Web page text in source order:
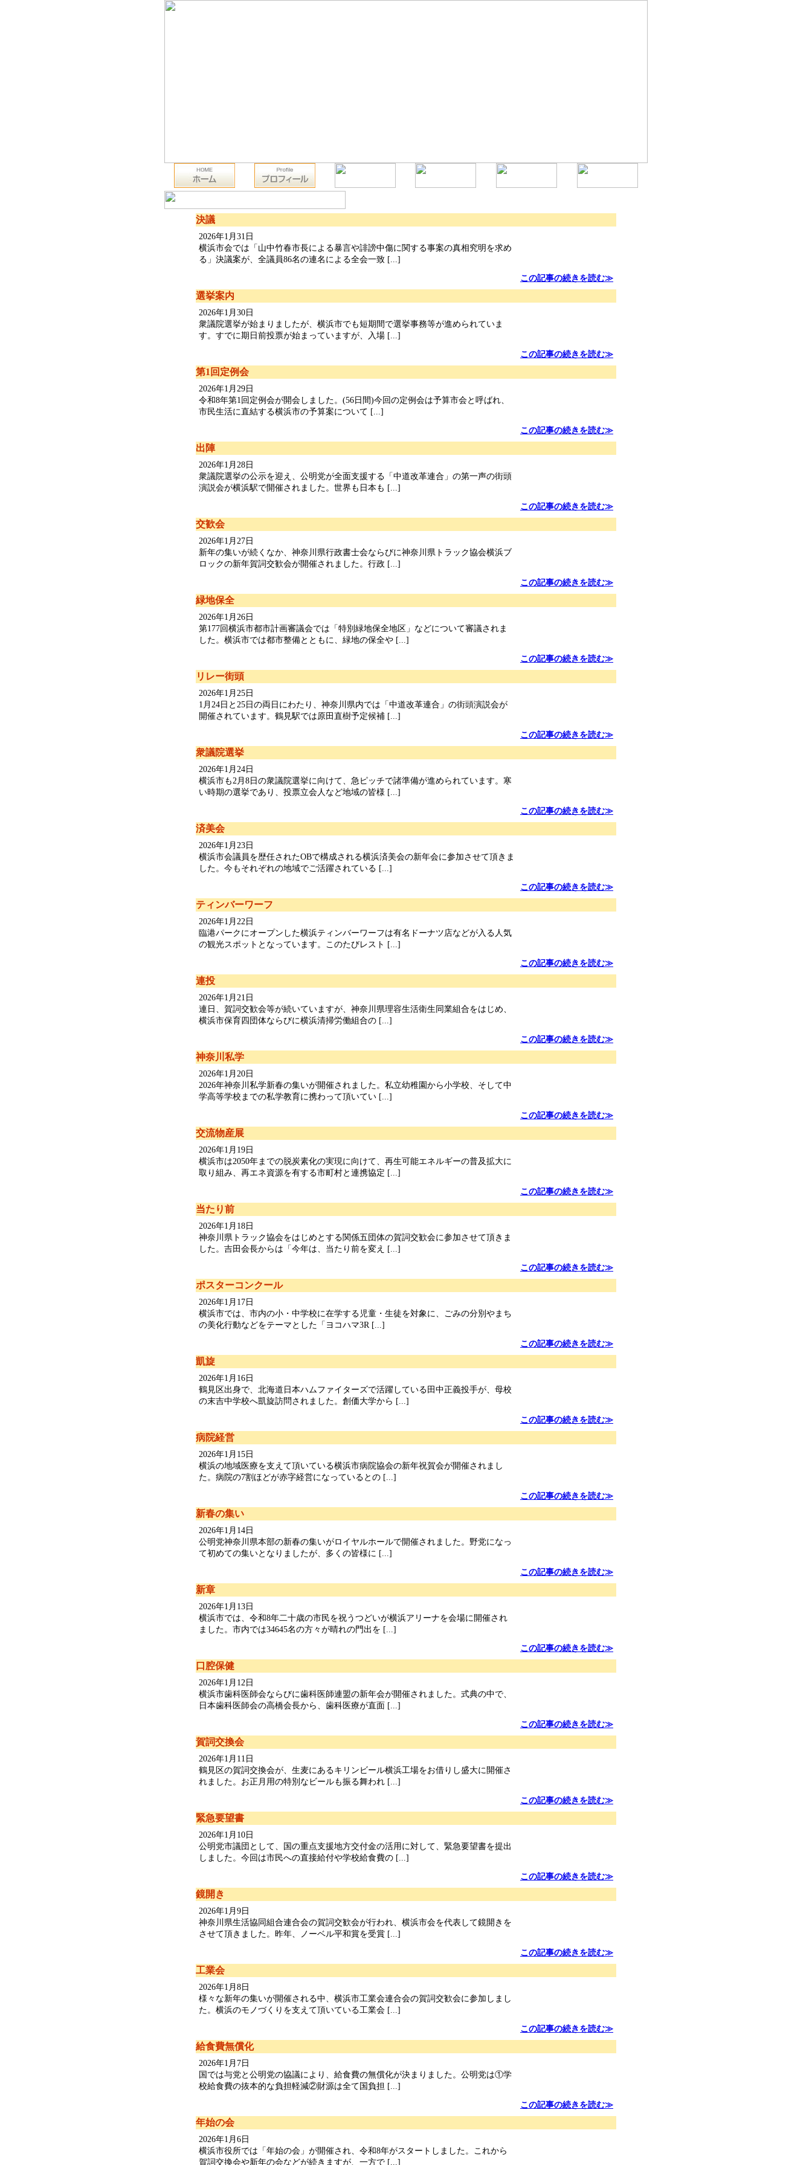
決議
2026年1月31日
横浜市会では「山中竹春市長による暴言や誹謗中傷に関する事案の真相究明を求め
る」決議案が、全議員86名の連名による全会一致 [...]
この記事の続きを読む≫
選挙案内
2026年1月30日
衆議院選挙が始まりましたが、横浜市でも短期間で選挙事務等が進められていま
す。すでに期日前投票が始まっていますが、入場 [...]
この記事の続きを読む≫
第1回定例会
2026年1月29日
令和8年第1回定例会が開会しました。(56日間)今回の定例会は予算市会と呼ばれ、
市民生活に直結する横浜市の予算案について [...]
この記事の続きを読む≫
出陣
2026年1月28日
衆議院選挙の公示を迎え、公明党が全面支援する「中道改革連合」の第一声の街頭
演説会が横浜駅で開催されました。世界も日本も [...]
この記事の続きを読む≫
交歓会
2026年1月27日
新年の集いが続くなか、神奈川県行政書士会ならびに神奈川県トラック協会横浜ブ
ロックの新年賀詞交歓会が開催されました。行政 [...]
この記事の続きを読む≫
緑地保全
2026年1月26日
第177回横浜市都市計画審議会では「特別緑地保全地区」などについて審議されま
した。横浜市では都市整備とともに、緑地の保全や [...]
この記事の続きを読む≫
リレー街頭
2026年1月25日
1月24日と25日の両日にわたり、神奈川県内では「中道改革連合」の街頭演説会が
開催されています。鶴見駅では原田直樹予定候補 [...]
この記事の続きを読む≫
衆議院選挙
2026年1月24日
横浜市も2月8日の衆議院選挙に向けて、急ピッチで諸準備が進められています。寒
い時期の選挙であり、投票立会人など地域の皆様 [...]
この記事の続きを読む≫
済美会
2026年1月23日
横浜市会議員を歴任されたOBで構成される横浜済美会の新年会に参加させて頂きま
した。今もそれぞれの地域でご活躍されている [...]
この記事の続きを読む≫
ティンバーワーフ
2026年1月22日
臨港パークにオープンした横浜ティンバーワーフは有名ドーナツ店などが入る人気
の観光スポットとなっています。このたびレスト [...]
この記事の続きを読む≫
連投
2026年1月21日
連日、賀詞交歓会等が続いていますが、神奈川県理容生活衛生同業組合をはじめ、
横浜市保育四団体ならびに横浜清掃労働組合の [...]
この記事の続きを読む≫
神奈川私学
2026年1月20日
2026年神奈川私学新春の集いが開催されました。私立幼稚園から小学校、そして中
学高等学校までの私学教育に携わって頂いてい [...]
この記事の続きを読む≫
交流物産展
2026年1月19日
横浜市は2050年までの脱炭素化の実現に向けて、再生可能エネルギーの普及拡大に
取り組み、再エネ資源を有する市町村と連携協定 [...]
この記事の続きを読む≫
当たり前
2026年1月18日
神奈川県トラック協会をはじめとする関係五団体の賀詞交歓会に参加させて頂きま
した。吉田会長からは「今年は、当たり前を変え [...]
この記事の続きを読む≫
ポスターコンクール
2026年1月17日
横浜市では、市内の小・中学校に在学する児童・生徒を対象に、ごみの分別やまち
の美化行動などをテーマとした「ヨコハマ3R [...]
この記事の続きを読む≫
凱旋
2026年1月16日
鶴見区出身で、北海道日本ハムファイターズで活躍している田中正義投手が、母校
の末吉中学校へ凱旋訪問されました。創価大学から [...]
この記事の続きを読む≫
病院経営
2026年1月15日
横浜の地域医療を支えて頂いている横浜市病院協会の新年祝賀会が開催されまし
た。病院の7割ほどが赤字経営になっているとの [...]
この記事の続きを読む≫
新春の集い
2026年1月14日
公明党神奈川県本部の新春の集いがロイヤルホールで開催されました。野党になっ
て初めての集いとなりましたが、多くの皆様に [...]
この記事の続きを読む≫
新章
2026年1月13日
横浜市では、令和8年二十歳の市民を祝うつどいが横浜アリーナを会場に開催され
ました。市内では34645名の方々が晴れの門出を [...]
この記事の続きを読む≫
口腔保健
2026年1月12日
横浜市歯科医師会ならびに歯科医師連盟の新年会が開催されました。式典の中で、
日本歯科医師会の高橋会長から、歯科医療が直面 [...]
この記事の続きを読む≫
賀詞交換会
2026年1月11日
鶴見区の賀詞交換会が、生麦にあるキリンビール横浜工場をお借りし盛大に開催さ
れました。お正月用の特別なビールも振る舞われ [...]
この記事の続きを読む≫
緊急要望書
2026年1月10日
公明党市議団として、国の重点支援地方交付金の活用に対して、緊急要望書を提出
しました。今回は市民への直接給付や学校給食費の [...]
この記事の続きを読む≫
鏡開き
2026年1月9日
神奈川県生活協同組合連合会の賀詞交歓会が行われ、横浜市会を代表して鏡開きを
させて頂きました。昨年、ノーベル平和賞を受賞 [...]
この記事の続きを読む≫
工業会
2026年1月8日
様々な新年の集いが開催される中、横浜市工業会連合会の賀詞交歓会に参加しまし
た。横浜のモノづくりを支えて頂いている工業会 [...]
この記事の続きを読む≫
給食費無償化
2026年1月7日
国では与党と公明党の協議により、給食費の無償化が決まりました。公明党は①学
校給食費の抜本的な負担軽減②財源は全て国負担 [...]
この記事の続きを読む≫
年始の会
2026年1月6日
横浜市役所では「年始の会」が開催され、令和8年がスタートしました。これから
賀詞交換会や新年の会などが続きますが、一方で [...]